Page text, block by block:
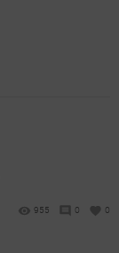
955 0 0